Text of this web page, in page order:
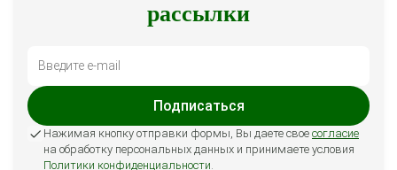
рассылки
Подписаться
Нажимая кнопку отправки формы, Вы даете свое согласие
на обработку персональных данных и принимаете условия
Политики конфиденциальности.